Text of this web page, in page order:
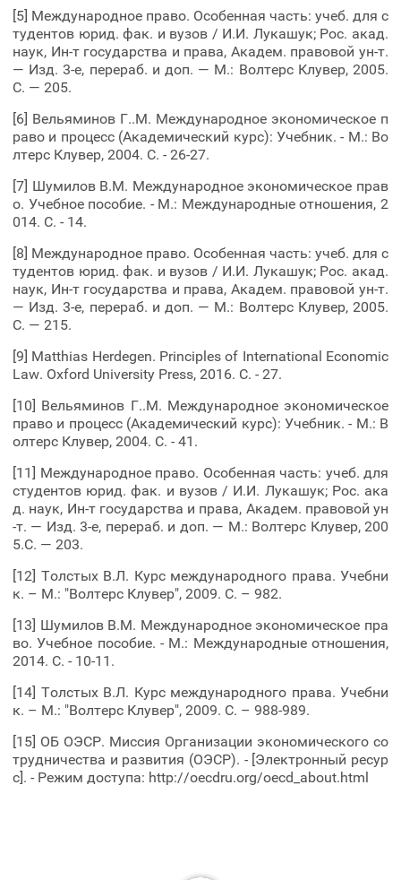
[5] Международное право. Особенная часть: учеб. для с
тудентов юрид. фак. и вузов / И.И. Лукашук; Рос. акад.
наук, Ин-т государства и права, Академ. правовой ун-т.
— Изд. 3-е, перераб. и доп. — М.: Волтерс Клувер, 2005.
С. — 205.
[6] Вельяминов Г..М. Международное экономическое п
раво и процесс (Академический курс): Учебник. - М.: Во
лтерс Клувер, 2004. С. - 26-27.
[7] Шумилов В.М. Международное экономическое прав
о. Учебное пособие. - М.: Международные отношения, 2
014. С. - 14.
[8] Международное право. Особенная часть: учеб. для с
тудентов юрид. фак. и вузов / И.И. Лукашук; Рос. акад.
наук, Ин-т государства и права, Академ. правовой ун-т.
— Изд. 3-е, перераб. и доп. — М.: Волтерс Клувер, 2005.
С. — 215.
[9] Matthias Herdegen. Principles of International Economic
Law. Oxford University Press, 2016. С. - 27.
[10] Вельяминов Г..М. Международное экономическое
право и процесс (Академический курс): Учебник. - М.: В
олтерс Клувер, 2004. С. - 41.
[11] Международное право. Особенная часть: учеб. для
студентов юрид. фак. и вузов / И.И. Лукашук; Рос. ака
д. наук, Ин-т государства и права, Академ. правовой ун
-т. — Изд. 3-е, перераб. и доп. — М.: Волтерс Клувер, 200
5.С. — 203.
[12] Толстых В.Л. Курс международного права. Учебни
к. – М.: "Волтерс Клувер", 2009. С. – 982.
[13] Шумилов В.М. Международное экономическое пра
во. Учебное пособие. - М.: Международные отношения,
2014. С. - 10-11.
[14] Толстых В.Л. Курс международного права. Учебни
к. – М.: "Волтерс Клувер", 2009. С. – 988-989.
[15] ОБ ОЭСР. Миссия Организации экономического со
трудничества и развития (ОЭСР). - [Электронный ресур
с]. - Режим доступа: http://oecdru.org/oecd_about.html